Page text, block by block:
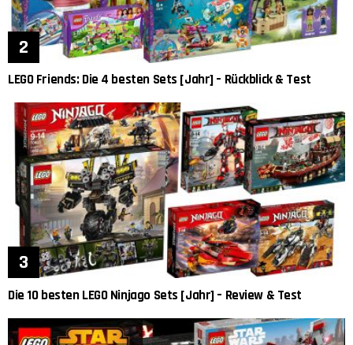
LEGO Friends: Die 4 besten Sets [Jahr] – Rückblick & Test
Die 10 besten LEGO Ninjago Sets [Jahr] – Review & Test